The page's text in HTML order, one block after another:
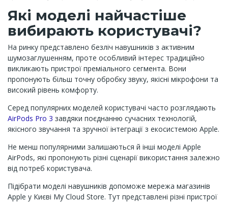
Які моделі найчастіше
вибирають користувачі?
На ринку представлено безліч навушників з активним
шумозаглушенням, проте особливий інтерес традиційно
викликають пристрої преміального сегмента. Вони
пропонують більш точну обробку звуку, якісні мікрофони та
високий рівень комфорту.
Серед популярних моделей користувачі часто розглядають
AirPods Pro 3 завдяки поєднанню сучасних технологій,
якісного звучання та зручної інтеграції з екосистемою Apple.
Не менш популярними залишаються й інші моделі Apple
AirPods, які пропонують різні сценарії використання залежно
від потреб користувача.
Підібрати моделі навушників допоможе мережа магазинів
Apple у Києві My Cloud Store. Тут представлені різні пристрої